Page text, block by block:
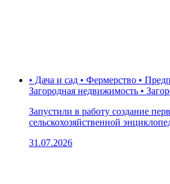
• Дача и сад • Фермерство •
Загородная недвижимость •
Запустили в работу создание
сельскохозяйственной
31.07.2026